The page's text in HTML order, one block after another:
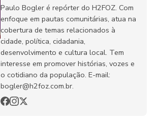
Paulo Bogler é repórter do H2FOZ. Com
enfoque em pautas comunitárias, atua na
cobertura de temas relacionados à
cidade, política, cidadania,
desenvolvimento e cultura local. Tem
interesse em promover histórias, vozes e
o cotidiano da população. E-mail:
bogler@h2foz.com.br.